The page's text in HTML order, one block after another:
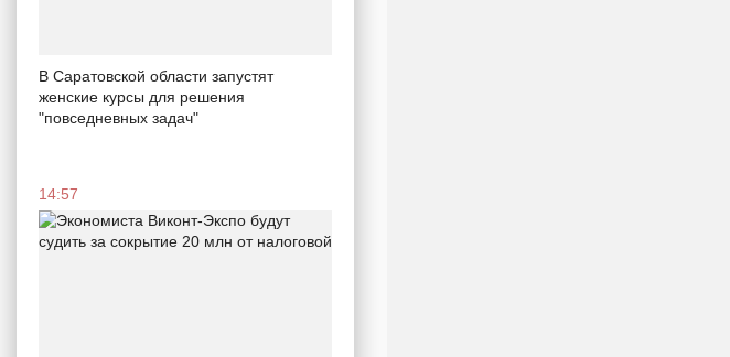
В Саратовской области запустят
женские курсы для решения
"повседневных задач"
14:57